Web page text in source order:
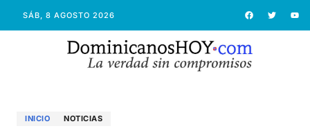
SÁB, 8 AGOSTO 2026
INICIO NOTICIAS